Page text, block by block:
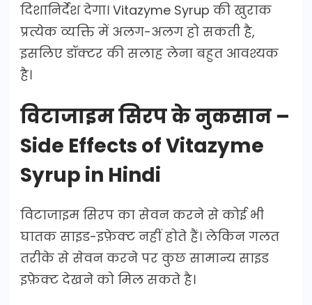
दिशानिर्देश देगा। Vitazyme Syrup की खुराक
प्रत्येक व्यक्ति में अलग-अलग हो सकती है,
इसलिए डॉक्टर की सलाह लेना बहुत आवश्यक
है।
विटाजाइम सिरप के नुकसान –
Side Effects of Vitazyme
Syrup in Hindi
विटाजाइम सिरप का सेवन करने से कोई भी
घातक साइड-इफ़ेक्ट नहीं होते हैं। लेकिन गलत
तरीके से सेवन करने पर कुछ सामान्य साइड
इफ़ेक्ट देखने को मिल सकते है।